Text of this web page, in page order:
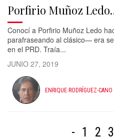
Porfirio Muñoz
Conocí a Porfirio Muñoz Ledo
parafraseando al clásico— era
en el PRD. Traía...
JUNIO 27, 2019
ENRIQUE RODRÍGUEZ-CANO
- 1 2 3